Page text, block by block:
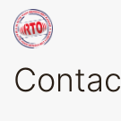
Skip
to
content
Running
Team
Oirschot